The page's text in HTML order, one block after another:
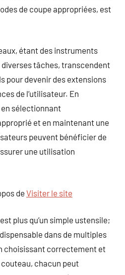
de coupe appropriées, est
étant des instruments
tâches, transcendent
pour devenir des extensions
de l’utilisateur. En
sélectionnant
et en maintenant une
peuvent bénéficier de
une utilisation
de Visiter le site
plus qu’un simple ustensile;
dans de multiples
choisissant correctement et
chacun peut